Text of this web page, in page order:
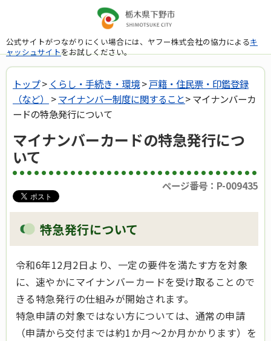
公式サイトがつながりにくい場合には、ヤフー株式会社の協力によるキ
ャッシュサイトをお試しください。
トップ> くらし・手続き・環境>戸籍・住民票・印鑑登録
（など）
>マイナンバー制度に関すること> マイナンバーカ
ードの特急発行について
マイナンバーカードの特急発行につ
いて
ページ番号：P-009435
特急発行について
令和6年12月2日より、一定の要件を満たす方を対象
に、速やかにマイナンバーカードを受け取ることので
きる特急発行の仕組みが開始されます。
特急申請の対象ではない方については、通常の申請
（申請から交付までは約1か月～2か月かかります）を